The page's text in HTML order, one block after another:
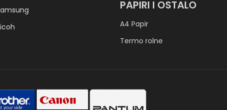
PAPIRI I OSTALO
A4 Papir
Termo rolne